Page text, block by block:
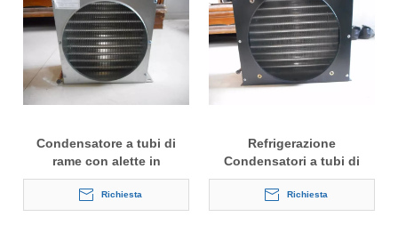
Condensatore a tubi di
rame con alette in
alluminio personalizzate
Richiesta
Refrigerazione
Condensatori a tubi di
rame di tipo ad aletta in
alluminio per refrigeratore
d'aria
Richiesta